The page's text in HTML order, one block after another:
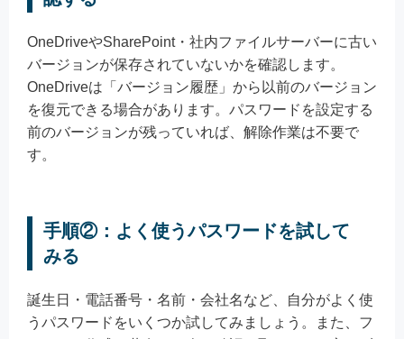
OneDriveやSharePoint・社内ファイルサーバーに古い
バージョンが保存されていないかを確認します。
OneDriveは「バージョン履歴」から以前のバージョン
を復元できる場合があります。パスワードを設定する
前のバージョンが残っていれば、解除作業は不要で
す。
手順②：よく使うパスワードを試して
みる
誕生日・電話番号・名前・会社名など、自分がよく使
うパスワードをいくつか試してみましょう。また、フ